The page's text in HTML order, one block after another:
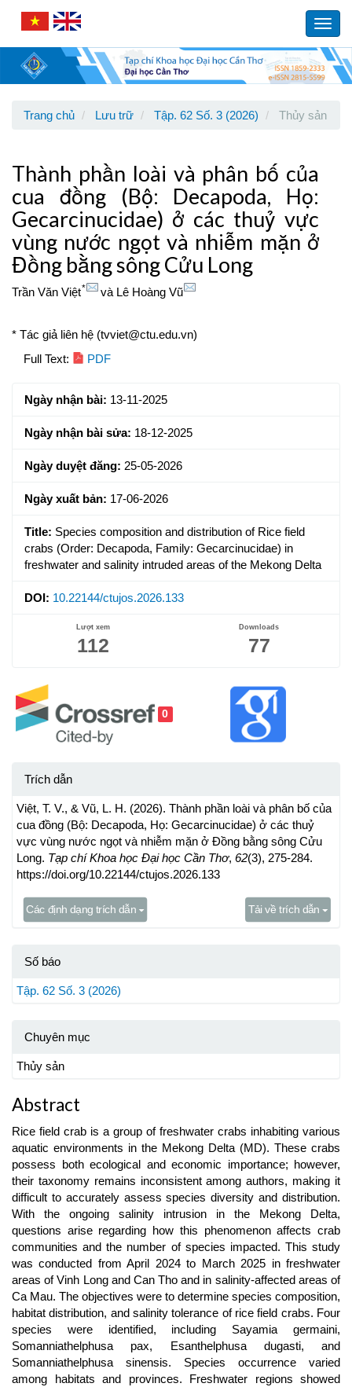
Navigation
Content
Sidebar
Trang chủ Lưu trữ Tập. 62 Số. 3 (2026) Thủy sản
Thành phần loài và phân bố của
cua đồng (Bộ: Decapoda, Họ:
Gecarcinucidae) ở các thuỷ vực
vùng nước ngọt và nhiễm mặn ở
Đồng bằng sông Cửu Long
Trần Văn Việt* và Lê Hoàng Vũ
* Tác giả liên hệ (tvviet@ctu.edu.vn)
Article
Full Text: PDF
Ngày nhận bài: 13-11-2025
Ngày nhận bài sửa: 18-12-2025
Ngày duyệt đăng: 25-05-2026
Ngày xuất bản: 17-06-2026
Title: Species composition and distribution of Rice field
crabs (Order: Decapoda, Family: Gecarcinucidae) in
freshwater and salinity intruded areas of the Mekong Delta
DOI: 10.22144/ctujos.2026.133
Lượt xem
112
Downloads
77
0
Trích dẫn
Việt, T. V., & Vũ, L. H. (2026). Thành phần loài và phân bố của
cua đồng (Bộ: Decapoda, Họ: Gecarcinucidae) ở các thuỷ
vực vùng nước ngọt và nhiễm mặn ở Đồng bằng sông Cửu
Long. Tạp chí Khoa học Đại học Cần Thơ, 62(3), 275-284.
https://doi.org/10.22144/ctujos.2026.133
Các định dạng trích dẫn Tải về trích dẫn
Số báo
Tập. 62 Số. 3 (2026)
Chuyên mục
Thủy sản
Abstract
Rice field crab is a group of freshwater crabs inhabiting various
aquatic environments in the Mekong Delta (MD). These crabs
possess both ecological and economic importance; however,
their taxonomy remains inconsistent among authors, making it
difficult to accurately assess species diversity and distribution.
With the ongoing salinity intrusion in the Mekong Delta,
questions arise regarding how this phenomenon affects crab
communities and the number of species impacted. This study
was conducted from April 2024 to March 2025 in freshwater
areas of Vinh Long and Can Tho and in salinity-affected areas of
Ca Mau. The objectives were to determine species composition,
habitat distribution, and salinity tolerance of rice field crabs. Four
species were identified, including Sayamia germaini,
Somanniathelphusa pax, Esanthelphusa dugasti, and
Somanniathelphusa sinensis. Species occurrence varied
among habitats and provinces. Freshwater regions showed